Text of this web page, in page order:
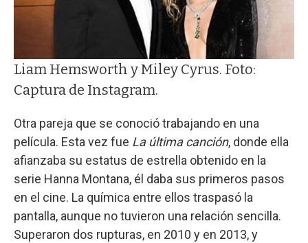
Liam Hemsworth y Miley Cyrus. Foto:
Captura de Instagram.
Otra pareja que se conoció trabajando en una
película. Esta vez fue La última canción, donde ella
afianzaba su estatus de estrella obtenido en la
serie Hanna Montana, él daba sus primeros pasos
en el cine. La química entre ellos traspasó la
pantalla, aunque no tuvieron una relación sencilla.
Superaron dos rupturas, en 2010 y en 2013, y